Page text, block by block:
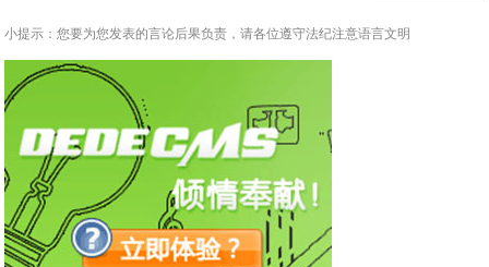
小提示：您要为您发表的言论后果负责，请各位遵守法纪注意语言文明